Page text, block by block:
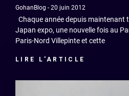
GohanBlog 20 juin 2012
Chaque année depuis maintenant
Japan expo, une nouvelle fois au
Paris-Nord Villepinte et cette
LIRE L'ARTICLE